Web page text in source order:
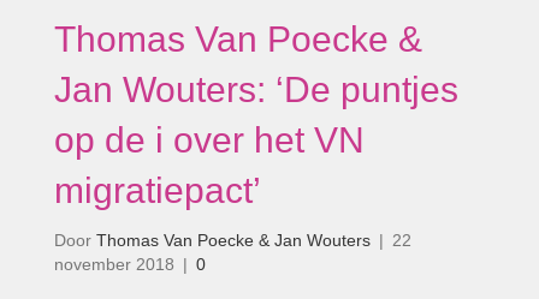
Thomas Van Poecke &
Jan Wouters: ‘De puntjes
op de i over het VN
migratiepact’
Door Thomas Van Poecke & Jan Wouters | 22
november 2018 | 0